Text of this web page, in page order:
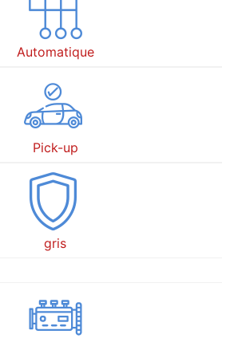
Automatique
Pick-up
gris